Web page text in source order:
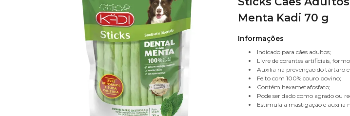
Menta Kadi 70 g
Informações
Indicado para cães adultos;
Livre de corantes artificiais,
Auxilia na prevenção do tártaro
Feito com 100% couro bovino;
Contém hexametafosfato;
Pode ser dado como agrado ou
Estimula a mastigação e auxilia